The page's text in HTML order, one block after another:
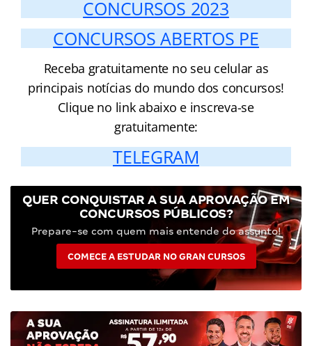
CONCURSOS 2023
CONCURSOS ABERTOS PE
Receba gratuitamente no seu celular as
principais notícias do mundo dos concursos!
Clique no link abaixo e inscreva-se
gratuitamente:
TELEGRAM
QUER CONQUISTAR A SUA APROVAÇÃO EM
CONCURSOS PÚBLICOS?
Prepare-se com quem mais entende do assunto!
COMECE A ESTUDAR NO GRAN CURSOS